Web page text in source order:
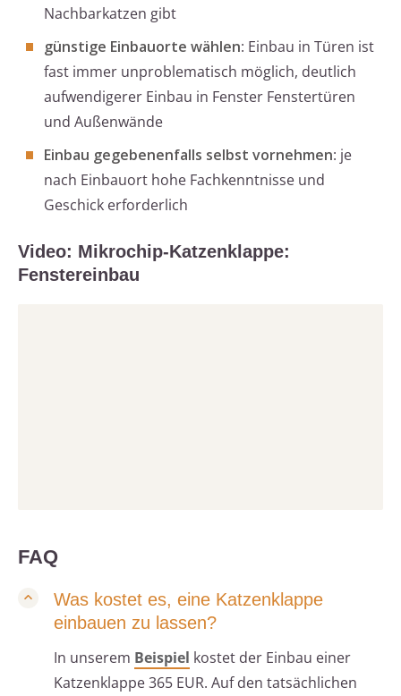
Nachbarkatzen gibt
günstige Einbauorte wählen: Einbau in Türen ist
fast immer unproblematisch möglich, deutlich
aufwendigerer Einbau in Fenster Fenstertüren
und Außenwände
Einbau gegebenenfalls selbst vornehmen: je
nach Einbauort hohe Fachkenntnisse und
Geschick erforderlich
Video: Mikrochip-Katzenklappe:
Fenstereinbau
FAQ
Was kostet es, eine Katzenklappe
einbauen zu lassen?
In unserem Beispiel kostet der Einbau einer
Katzenklappe 365 EUR. Auf den tatsächlichen